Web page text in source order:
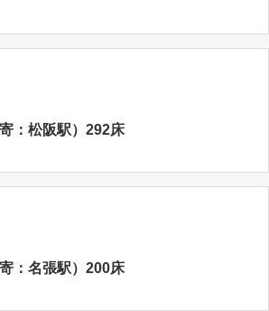
：松阪駅）292床
：名張駅）200床